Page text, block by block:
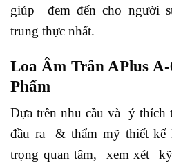
giúp đem đến cho người
trung thực nhất.
Loa Âm Trân APlus
Phẩm
Dựa trên nhu cầu và ý
đầu ra & thẩm mỹ thiết kế
trọng quan tâm, xem xét